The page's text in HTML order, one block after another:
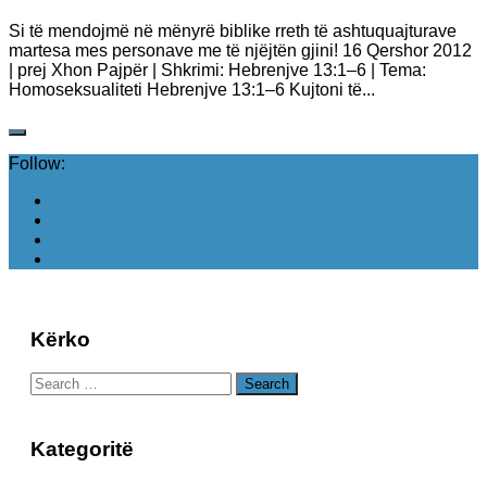
Si të mendojmë në mënyrë biblike rreth të ashtuquajturave
martesa mes personave me të njëjtën gjini! 16 Qershor 2012
| prej Xhon Pajpër | Shkrimi: Hebrenjve 13:1–6 | Tema:
Homoseksualiteti Hebrenjve 13:1–6 Kujtoni të...
Follow:
Kërko
Search
for:
Kategoritë